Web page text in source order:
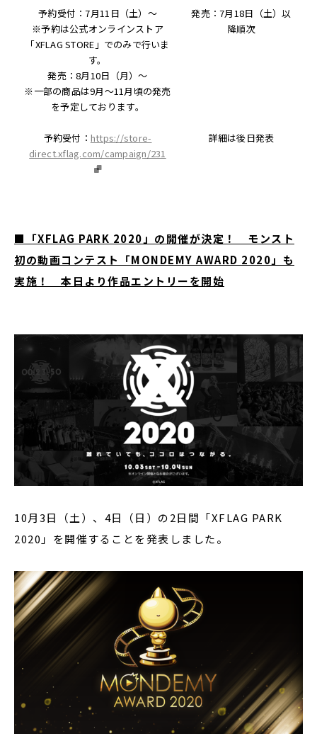
予約受付：7月11日（土）〜
※予約は公式オンラインストア
「XFLAG STORE」でのみで行いま
す。
発売：8月10日（月）〜
※一部の商品は9月〜11月頃の発売
を予定しております。
発売：7月18日（土）以
降順次
予約受付： https://store-
direct.xflag.com/campaign/231
詳細は後日発表
■「XFLAG PARK 2020」の開催が決定！ モンスト
初の動画コンテスト「MONDEMY AWARD 2020」も
実施！ 本日より作品エントリーを開始
10月3日（土）、4日（日）の2日間「XFLAG PARK
2020」を開催することを発表しました。